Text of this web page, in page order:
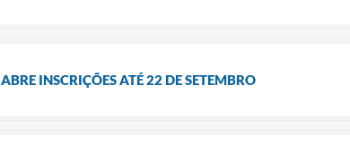
INSCRIÇÕES ATÉ 22 DE SETEMBRO